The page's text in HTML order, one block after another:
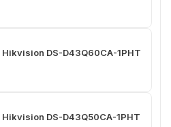
Hikvision DS-D43Q60CA-1PHT
Hikvision DS-D43Q50CA-1PHT